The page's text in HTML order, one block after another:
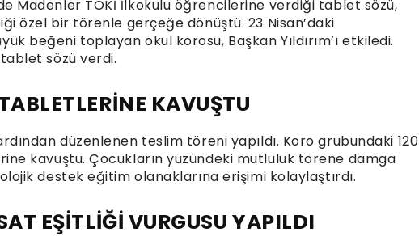
Madenler TOKİ İlkokulu öğrencilerine verdiği tablet sözü,
özel bir törenle gerçeğe dönüştü. 23 Nisan’daki
beğeni toplayan okul korosu, Başkan Yıldırım’ı etkiledi.
sözü verdi.
KAVUŞTU
düzenlenen teslim töreni yapıldı. Koro grubundaki 120
kavuştu. Çocukların yüzündeki mutluluk törene damga
destek eğitim olanaklarına erişimi kolaylaştırdı.
EŞİTLİĞİ VURGUSU YAPILDI